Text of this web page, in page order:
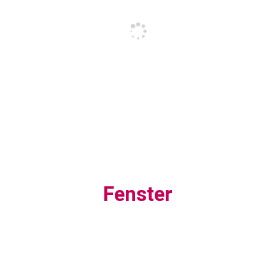
Fenster